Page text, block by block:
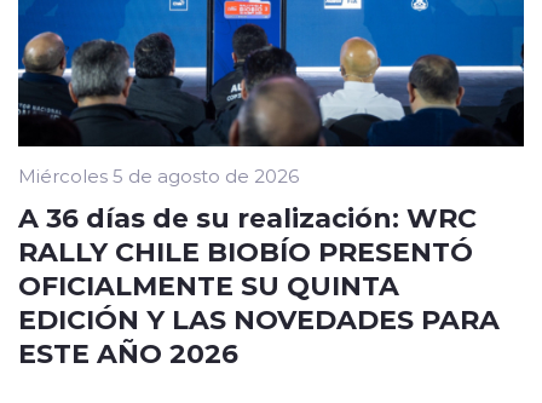
Miércoles 5 de agosto de 2026
A 36 días de su realización: WRC
RALLY CHILE BIOBÍO PRESENTÓ
OFICIALMENTE SU QUINTA
EDICIÓN Y LAS NOVEDADES PARA
ESTE AÑO 2026